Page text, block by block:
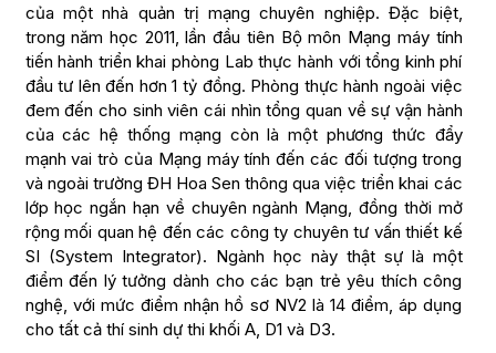
của một nhà quản trị mạng chuyên nghiệp. Đặc biệt,
trong năm học 2011, lần đầu tiên Bộ môn Mạng máy tính
tiến hành triển khai phòng Lab thực hành với tổng kinh phí
đầu tư lên đến hơn 1 tỷ đồng. Phòng thực hành ngoài việc
đem đến cho sinh viên cái nhìn tổng quan về sự vận hành
của các hệ thống mạng còn là một phương thức đẩy
mạnh vai trò của Mạng máy tính đến các đối tượng trong
và ngoài trường ĐH Hoa Sen thông qua việc triển khai các
lớp học ngắn hạn về chuyên ngành Mạng, đồng thời mở
rộng mối quan hệ đến các công ty chuyên tư vấn thiết kế
SI (System Integrator). Ngành học này thật sự là một
điểm đến lý tưởng dành cho các bạn trẻ yêu thích công
nghệ, với mức điểm nhận hồ sơ NV2 là 14 điểm, áp dụng
cho tất cả thí sinh dự thi khối A, D1 và D3.